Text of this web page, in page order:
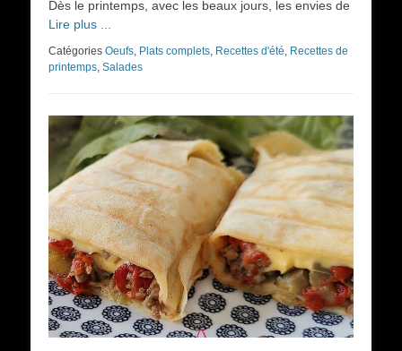
Dès le printemps, avec les beaux jours, les envies de
Lire plus ...
Catégories Oeufs Plats complets Recettes d'été Recettes de
printemps Salades